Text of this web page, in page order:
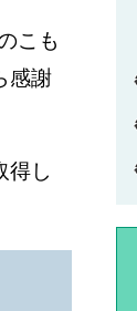
こも
感謝
得し